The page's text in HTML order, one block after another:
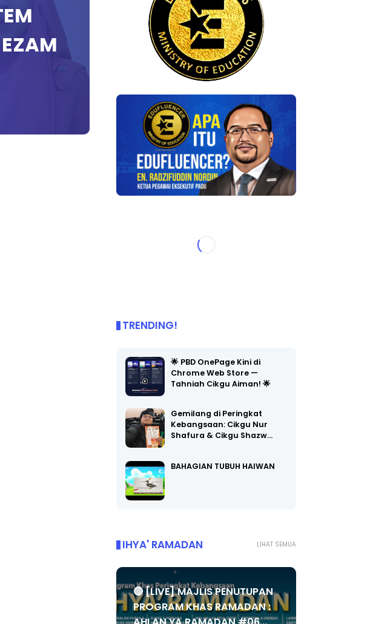
TRENDING!
🌟 PBD OnePage Kini di
Chrome Web Store —
Tahniah Cikgu Aiman! 🌟
Gemilang di Peringkat
Kebangsaan: Cikgu Nur
Shafura & Cikgu Shazw…
BAHAGIAN TUBUH HAIWAN
LIHAT SEMUA
IHYA' RAMADAN
🔴 [LIVE] MAJLIS PENUTUPAN
PROGRAM KHAS RAMADAN :